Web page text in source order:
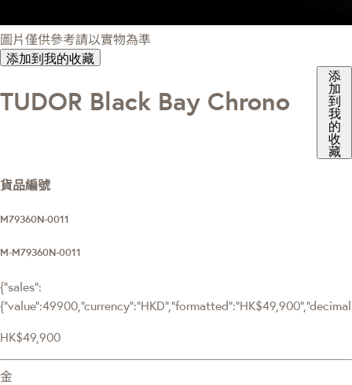
圖片僅供參考請以實物為準
添加到我的收藏
TUDOR Black Bay Chrono
添
加
到
我
的
收
藏
貨品編號
M79360N-0011
M-M79360N-0011
{"sales":
HK$49,900
金